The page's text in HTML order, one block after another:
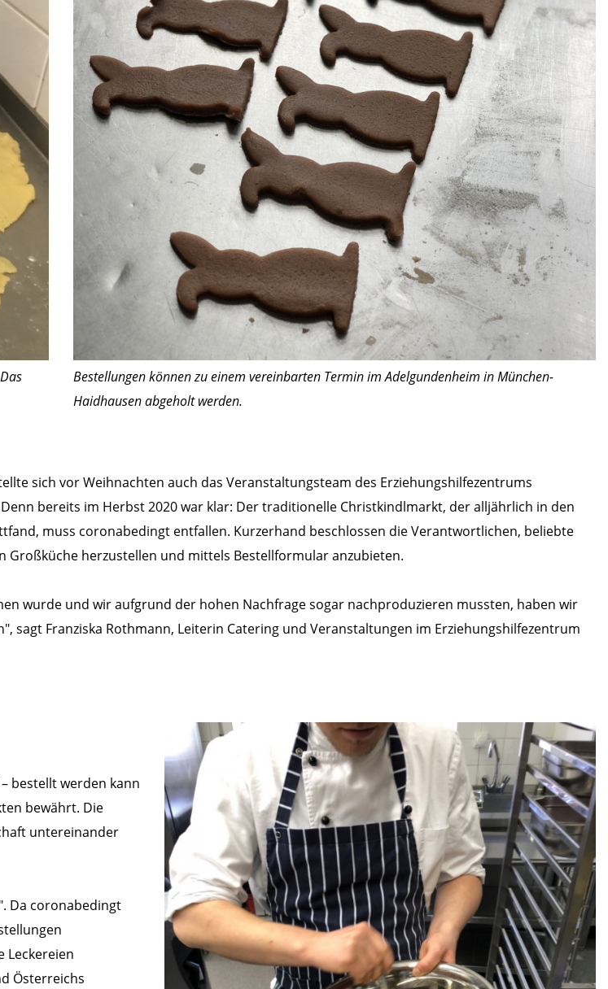
Bestellungen können zu einem vereinbarten Termin im Adelgundenheim in München-
Haidhausen abgeholt werden.
sich vor Weihnachten auch das Veranstaltungsteam des Erziehungshilfezentrums
bereits im Herbst 2020 war klar: Der traditionelle Christkindlmarkt, der alljährlich in den
muss coronabedingt entfallen. Kurzerhand beschlossen die Verantwortlichen, beliebte
Großküche herzustellen und mittels Bestellformular anzubieten.
wurde und wir aufgrund der hohen Nachfrage sogar nachproduzieren mussten, haben wir
sagt Franziska Rothmann, Leiterin Catering und Veranstaltungen im Erziehungshilfezentrum
bestellt werden kann
bewährt. Die
untereinander
Da coronabedingt
Leckereien
Österreichs